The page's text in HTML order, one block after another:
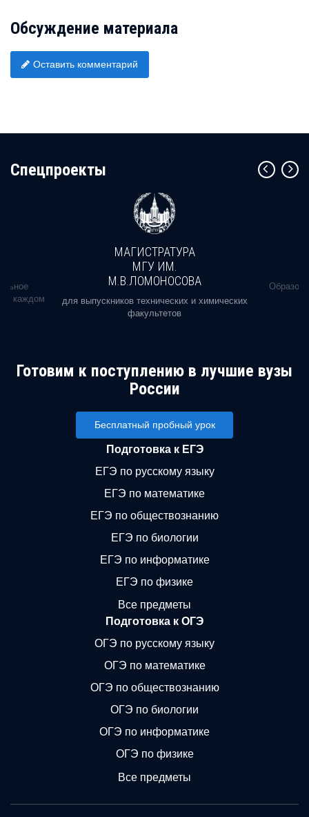
Обсуждение материала
Оставить комментарий
Cпецпроекты
в каждом
МАГИСТРАТУРА
МГУ ИМ.
М.В.ЛОМОНОСОВА
для выпускников технических и химических
факультетов
Готовим к поступлению в лучшие вузы
России
Бесплатный пробный урок
Подготовка к ЕГЭ
ЕГЭ по русскому языку
ЕГЭ по математике
ЕГЭ по обществознанию
ЕГЭ по биологии
ЕГЭ по информатике
ЕГЭ по физике
Все предметы
Подготовка к ОГЭ
ОГЭ по русскому языку
ОГЭ по математике
ОГЭ по обществознанию
ОГЭ по биологии
ОГЭ по информатике
ОГЭ по физике
Все предметы